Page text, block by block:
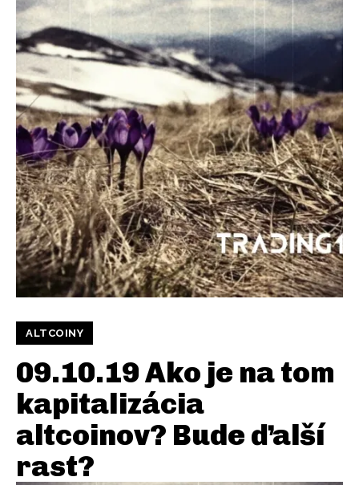
ALTCOINY
09.10.19 Ako je na tom
kapitalizácia
altcoinov? Bude ďalší
rast?